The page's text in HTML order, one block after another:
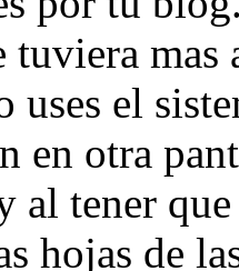
tuviera
uses el
en otra
tener
hojas de